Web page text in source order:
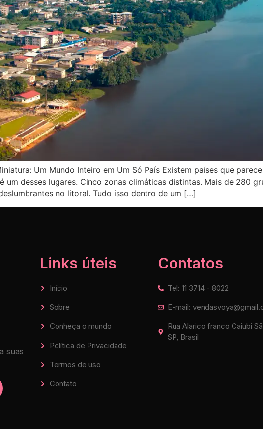
Um Mundo Inteiro em Um Só País Existem países que
um desses lugares. Cinco zonas climáticas distintas. Mais de 280
no litoral. Tudo isso dentro de um […]
suas
Links úteis
Início
Sobre
Conheça o mundo
Política de Privacidade
Termos de uso
Contato
Contatos
Tel: 11 3714 - 8022
E-mail:
Rua Alarico franco Caiubi
SP, Brasil